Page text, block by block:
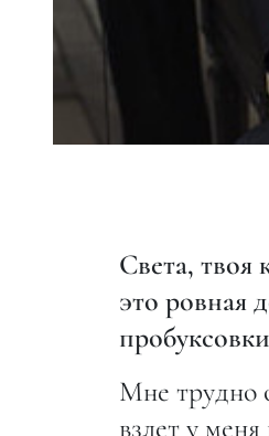
Света, твоя
это ровная
Мне трудно
взлет у